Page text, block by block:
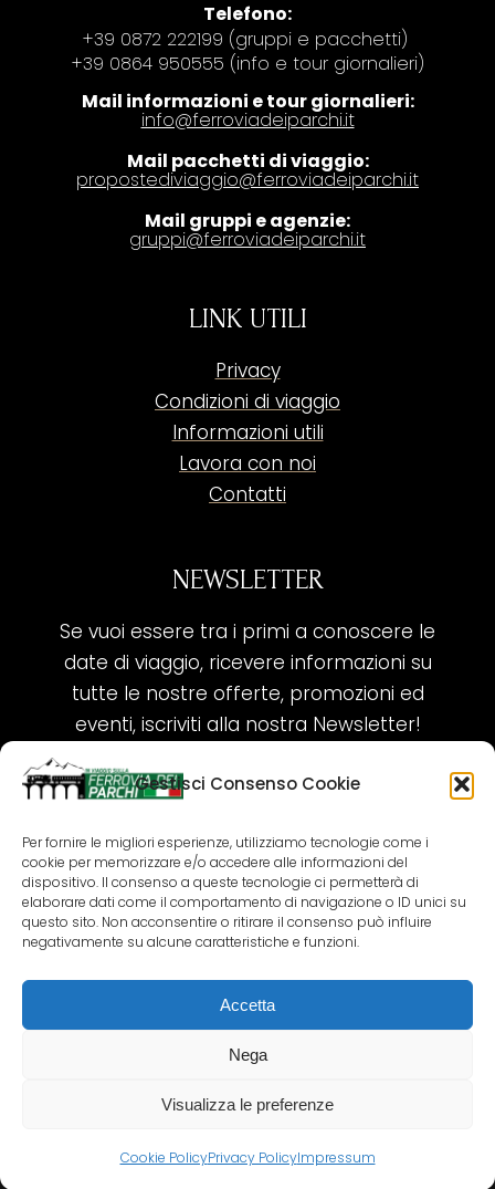
Gestisci Consenso Cookie
Per fornire le migliori esperienze, utilizziamo tecnologie come i
cookie per memorizzare e/o accedere alle informazioni del
dispositivo. Il consenso a queste tecnologie ci permetterà di
elaborare dati come il comportamento di navigazione o ID unici su
questo sito. Non acconsentire o ritirare il consenso può influire
negativamente su alcune caratteristiche e funzioni.
Accetta
Nega
Visualizza le preferenze
Cookie PolicyPrivacy PolicyImpressum
Telefono:
+39 0872 222199 (gruppi e pacchetti)
+39 0864 950555 (info e tour giornalieri)
Mail informazioni e tour giornalieri:
info@ferroviadeiparchi.it
Mail pacchetti di viaggio:
propostediviaggio@ferroviadeiparchi.it
Mail gruppi e agenzie:
gruppi@ferroviadeiparchi.it
LINK UTILI
Privacy
Condizioni di viaggio
Informazioni utili
Lavora con noi
Contatti
NEWSLETTER
Se vuoi essere tra i primi a conoscere le
date di viaggio, ricevere informazioni su
tutte le nostre offerte, promozioni ed
eventi, iscriviti alla nostra Newsletter!
ISCRIVITI ORA!
SEGUICI SUI NOSTRI SOCIAL
COPYRIGHT 2018-2025 PALLENIUM TOURISM
SRL
AGENZIA VIAGGI E TOUR OPERATOR – P.IVA: